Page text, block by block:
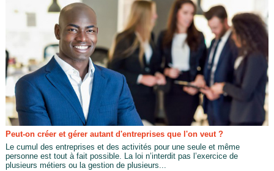
Peut-on créer et gérer autant d'entreprises que l'on veut ?
Le cumul des entreprises et des activités pour une seule et même
personne est tout à fait possible. La loi n’interdit pas l’exercice de
plusieurs métiers ou la gestion de plusieurs...